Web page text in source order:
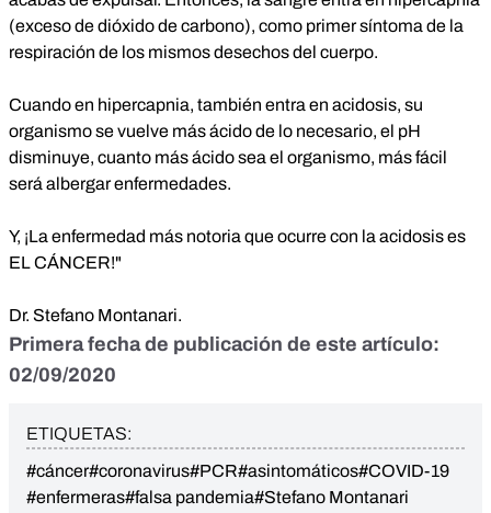
(exceso de dióxido de carbono), como primer síntoma de la
respiración de los mismos desechos del cuerpo.
Cuando en hipercapnia, también entra en acidosis, su
organismo se vuelve más ácido de lo necesario, el pH
disminuye, cuanto más ácido sea el organismo, más fácil
será albergar enfermedades.
Y, ¡La enfermedad más notoria que ocurre con la acidosis es
EL CÁNCER!"
Dr. Stefano Montanari.
Primera fecha de publicación de este artículo:
02/09/2020
ETIQUETAS:
#cáncer#coronavirus#PCR#asintomáticos#COVID-19
#enfermeras#falsa pandemia#Stefano Montanari